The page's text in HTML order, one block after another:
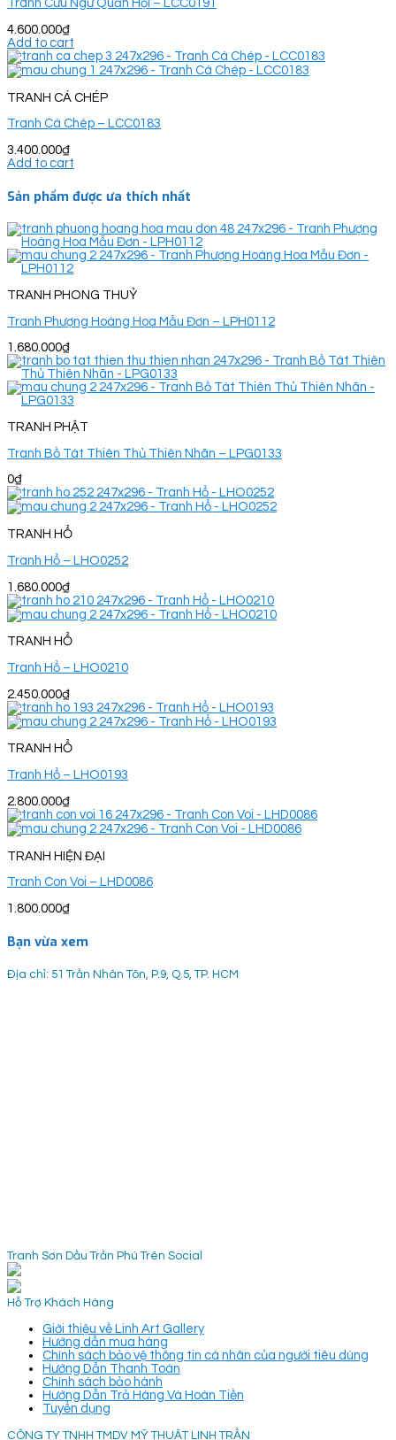
Tranh Cửu Ngư Quần Hội – LCC0191
4.600.000₫
Add to cart
TRANH CÁ CHÉP
Tranh Cá Chép – LCC0183
3.400.000₫
Add to cart
Sản phẩm được ưa thích nhất
TRANH PHONG THUỶ
Tranh Phượng Hoàng Hoa Mẫu Đơn – LPH0112
1.680.000₫
TRANH PHẬT
Tranh Bồ Tát Thiên Thủ Thiên Nhãn – LPG0133
0₫
TRANH HỔ
Tranh Hổ – LHO0252
1.680.000₫
TRANH HỔ
Tranh Hổ – LHO0210
2.450.000₫
TRANH HỔ
Tranh Hổ – LHO0193
2.800.000₫
TRANH HIỆN ĐẠI
Tranh Con Voi – LHD0086
1.800.000₫
Bạn vừa xem
Địa chỉ: 51 Trần Nhân Tôn, P.9, Q.5, TP. HCM
Tranh Sơn Dầu Trần Phú Trên Social
Hỗ Trợ Khách Hàng
Giới thiệu về Linh Art Gallery
Hướng dẫn mua hàng
Chính sách bảo vệ thông tin cá nhân của người tiêu dùng
Hướng Dẫn Thanh Toán
Chính sách bảo hành
Hướng Dẫn Trả Hàng Và Hoàn Tiền
Tuyển dụng
CÔNG TY TNHH TMDV MỸ THUẬT LINH TRẦN